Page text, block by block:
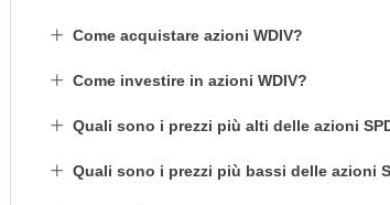
Come acquistare azioni WDIV?
Come investire in azioni WDIV?
Quali sono i prezzi più alti delle azioni
Quali sono i prezzi più bassi delle azioni